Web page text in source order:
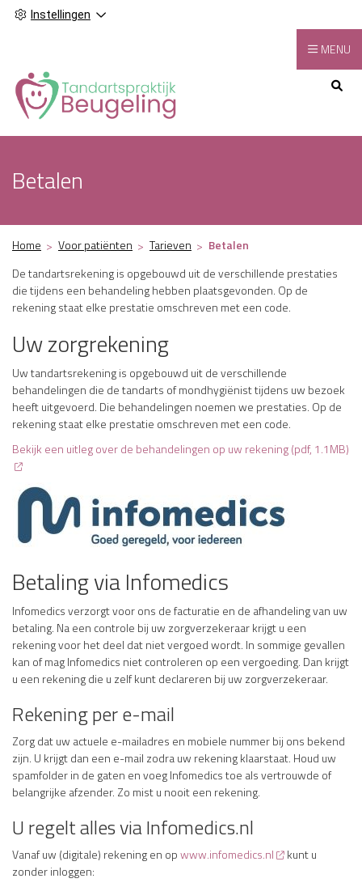
Instellingen
Hoofdmenu
MENU
Betalen
Home Voor patiënten Tarieven
Betalen
De tandartsrekening is opgebouwd uit de verschillende prestaties
die tijdens een behandeling hebben plaatsgevonden. Op de
rekening staat elke prestatie omschreven met een code.
Uw zorgrekening
Uw tandartsrekening is opgebouwd uit de verschillende
behandelingen die de tandarts of mondhygiënist tijdens uw bezoek
heeft uitgevoerd. Die behandelingen noemen we prestaties. Op de
rekening staat elke prestatie omschreven met een code.
Bekijk een uitleg over de behandelingen op uw rekening (pdf, 1.1MB)
Betaling via Infomedics
Infomedics verzorgt voor ons de facturatie en de afhandeling van uw
betaling. Na een controle bij uw zorgverzekeraar krijgt u een
rekening voor het deel dat niet vergoed wordt. In sommige gevallen
kan of mag Infomedics niet controleren op een vergoeding. Dan krijgt
u een rekening die u zelf kunt declareren bij uw zorgverzekeraar.
Rekening per e-mail
Zorg dat uw actuele e-mailadres en mobiele nummer bij ons bekend
zijn. U krijgt dan een e-mail zodra uw rekening klaarstaat. Houd uw
spamfolder in de gaten en voeg Infomedics toe als vertrouwde of
belangrijke afzender. Zo mist u nooit een rekening.
U regelt alles via Infomedics.nl
Vanaf uw (digitale) rekening en opwww.infomedics.nl
kunt u
zonder inloggen: